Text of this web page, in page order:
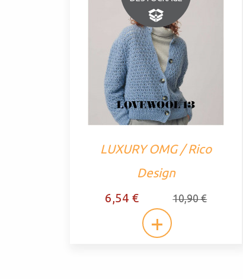
LUXURY OMG / Rico
Design
6,54 €
10,90 €